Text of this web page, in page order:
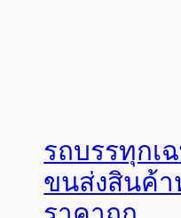
รถบรรทุกเ
ขนส่งสินค้า